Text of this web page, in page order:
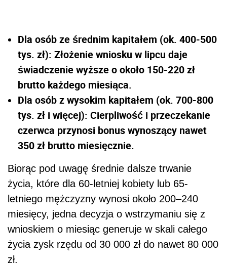
Dla osób ze średnim kapitałem (ok. 400-500
tys. zł): Złożenie wniosku w lipcu daje
świadczenie wyższe o około 150-220 zł
brutto każdego miesiąca.
Dla osób z wysokim kapitałem (ok. 700-800
tys. zł i więcej): Cierpliwość i przeczekanie
czerwca przynosi bonus wynoszący nawet
350 zł brutto miesięcznie.
Biorąc pod uwagę średnie dalsze trwanie
życia, które dla 60-letniej kobiety lub 65-
letniego mężczyzny wynosi około 200–240
miesięcy, jedna decyzja o wstrzymaniu się z
wnioskiem o miesiąc generuje w skali całego
życia zysk rzędu od 30 000 zł do nawet 80 000
zł.